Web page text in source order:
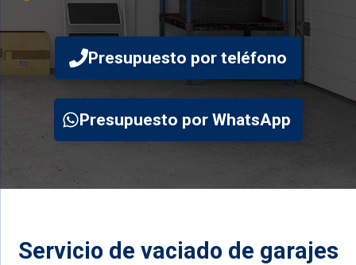
Presupuesto por teléfono
Presupuesto por WhatsApp
Servicio de vaciado de garajes